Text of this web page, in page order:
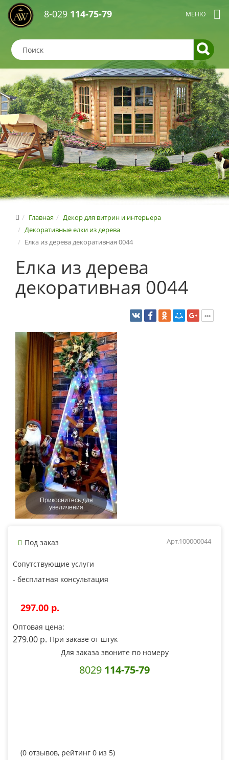
8-029 114-75-79
Главная
Декор для витрин и интерьера
Декоративные елки из дерева
Елка из дерева декоративная 0044
Елка из дерева
декоративная 0044
Прикоснитесь для
увеличения
Под заказ Арт.100000044
Сопутствующие услуги
- бесплатная консультация
297.00 p.
Оптовая цена:
279.00 p. При заказе от штук
Для заказа звоните по номеру
8029 114-75-79
(0 отзывов, рейтинг 0 из 5)